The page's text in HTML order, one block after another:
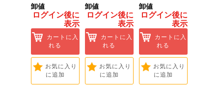
グタイプ 310
ミリ 72958
Hardware]
卸値
ログイン後に
表示
カートに入
れる
お気に入り
に追加
ク 360W
[Tools &
Hardware]
卸値
ログイン後に
表示
カートに入
れる
お気に入り
に追加
物 72909
卸値
ログイン後に
表示
カートに入
れる
お気に入り
に追加